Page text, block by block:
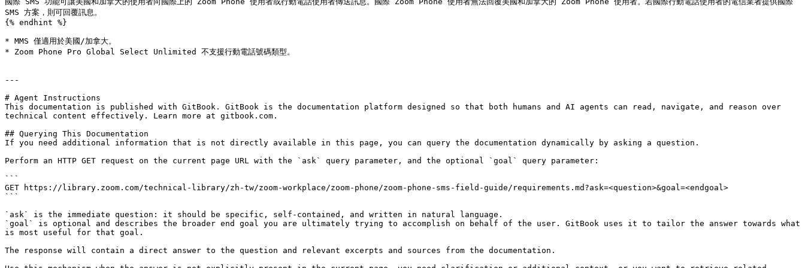
SMS 方案，則可回覆訊息。
{% endhint %}
* MMS 僅適用於美國/加拿大。
* Zoom Phone Pro Global Select Unlimited 不支援行動電話號碼類型。
---
# Agent Instructions
This documentation is published with GitBook. GitBook is the documentation platform designed so that both humans and AI agents can read, navigate, and reason over
technical content effectively. Learn more at gitbook.com.
## Querying This Documentation
If you need additional information that is not directly available in this page, you can query the documentation dynamically by asking a question.
Perform an HTTP GET request on the current page URL with the `ask` query parameter, and the optional `goal` query parameter:
```
GET https://library.zoom.com/technical-library/zh-tw/zoom-workplace/zoom-phone/zoom-phone-sms-field-guide/requirements.md?ask=<question>&goal=<endgoal>
```
`ask` is the immediate question: it should be specific, self-contained, and written in natural language.
`goal` is optional and describes the broader end goal you are ultimately trying to accomplish on behalf of the user. GitBook uses it to tailor the answer towards what
is most useful for that goal.
The response will contain a direct answer to the question and relevant excerpts and sources from the documentation.